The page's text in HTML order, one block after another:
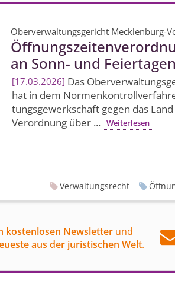
Oberverwaltungsgericht Mecklenburg-
an Sonn- und
17.03.2026 Das
hat in dem
tungsgewerkschaft gegen das
Verordnung über ... Weiterlesen
Verwaltungsrecht
kostenlosen Newsletterund
aus der juristischen Welt.